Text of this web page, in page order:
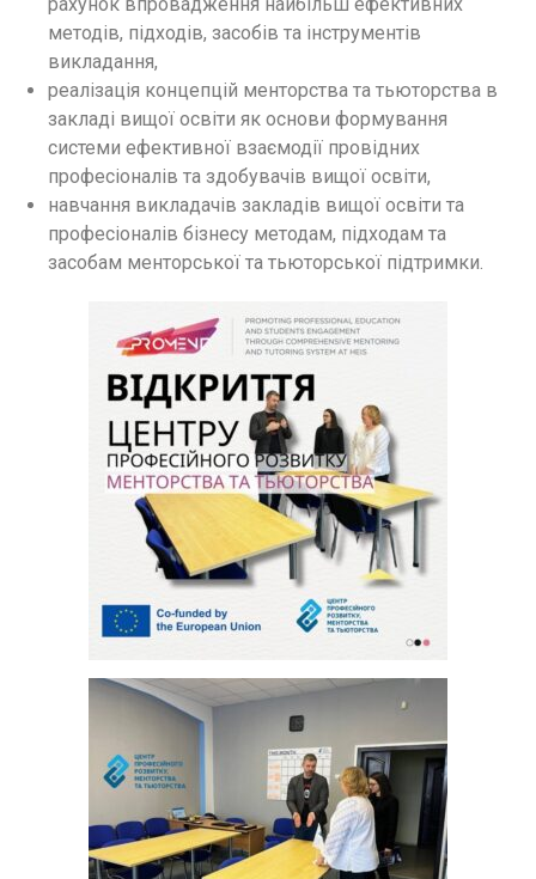
методів, підходів, засобів та інструментів
викладання,
реалізація концепцій менторства та тьюторства в
закладі вищої освіти як основи формування
системи ефективної взаємодії провідних
професіоналів та здобувачів вищої освіти,
навчання викладачів закладів вищої освіти та
професіоналів бізнесу методам, підходам та
засобам менторської та тьюторської підтримки.